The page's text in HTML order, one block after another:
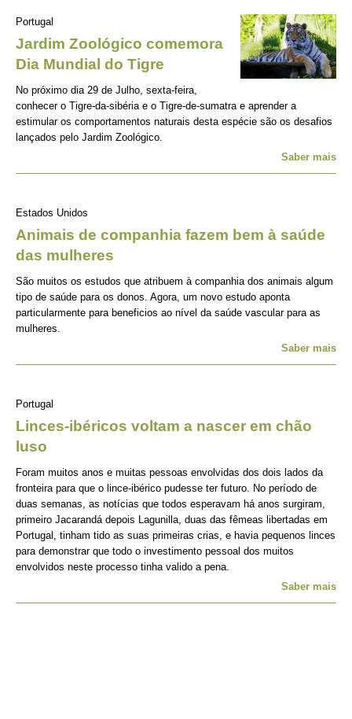
Portugal
Jardim Zoológico comemora
Dia Mundial do Tigre
No próximo dia 29 de Julho, sexta-feira,
conhecer o Tigre-da-sibéria e o Tigre-de-sumatra e aprender a
estimular os comportamentos naturais desta espécie são os desafios
lançados pelo Jardim Zoológico.
Saber mais
Estados Unidos
Animais de companhia fazem bem à saúde
das mulheres
São muitos os estudos que atribuem à companhia dos animais algum
tipo de saúde para os donos. Agora, um novo estudo aponta
particularmente para beneficios ao nível da saúde vascular para as
mulheres.
Saber mais
Portugal
Linces-ibéricos voltam a nascer em chão
luso
Foram muitos anos e muitas pessoas envolvidas dos dois lados da
fronteira para que o lince-ibérico pudesse ter futuro. No período de
duas semanas, as notícias que todos esperavam há anos surgiram,
primeiro Jacarandá depois Lagunilla, duas das fêmeas libertadas em
Portugal, tinham tido as suas primeiras crias, e havia pequenos linces
para demonstrar que todo o investimento pessoal dos muitos
envolvidos neste processo tinha valido a pena.
Saber mais